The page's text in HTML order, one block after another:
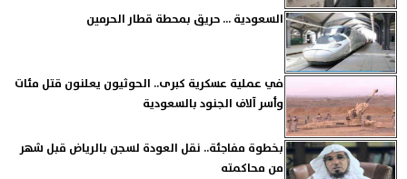
السعودية ... حريق بمحطة قطار الحرمين
في عملية عسكرية كبرى.. الحوثيون يعلنون قتل مئات
وأسر آلاف الجنود بالسعودية
بخطوة مفاجئة.. نقل العودة لسجن بالرياض قبل شهر
من محاكمته